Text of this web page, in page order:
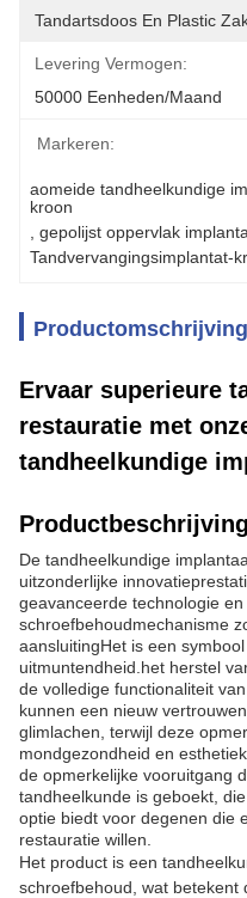
Tandartsdoos En Plastic
Levering Vermogen:
50000 Eenheden/maand
Markeren:
aomeide tandheelkundige
kroon
gepolijst oppervlak
Tandvervangingsimplantat-
Productomschrijving
Ervaar superieure
restauratie met
tandheelkundige
De tandheelkundige
uitzonderlijke
geavanceerde technologie
schroefbehoudmechanisme
aansluitingHet is een
uitmuntendheid.het herstel
de volledige functionaliteit
kunnen een nieuw
glimlachen, terwijl deze
mondgezondheid en
de opmerkelijke vooruitgang
tandheelkunde is geboekt,
optie biedt voor degenen die
restauratie willen.
Het product is een
schroefbehoud, wat betekent